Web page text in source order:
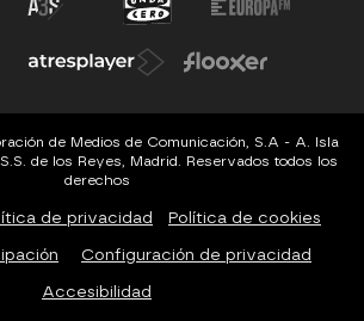
de Medios de Comunicación, S.A - A. Isla
de los Reyes, Madrid. Reservados todos los
derechos
de privacidad Política de cookies
Configuración de privacidad
Accesibilidad